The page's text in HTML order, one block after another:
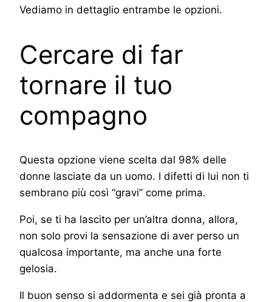
Vediamo in dettaglio entrambe le opzioni.
Cercare di far
tornare il tuo
compagno
Questa opzione viene scelta dal 98% delle
donne lasciate da un uomo. I difetti di lui non ti
sembrano più così “gravi” come prima.
Poi, se ti ha lascito per un’altra donna, allora,
non solo provi la sensazione di aver perso un
qualcosa importante, ma anche una forte
gelosia.
Il buon senso si addormenta e sei già pronta a